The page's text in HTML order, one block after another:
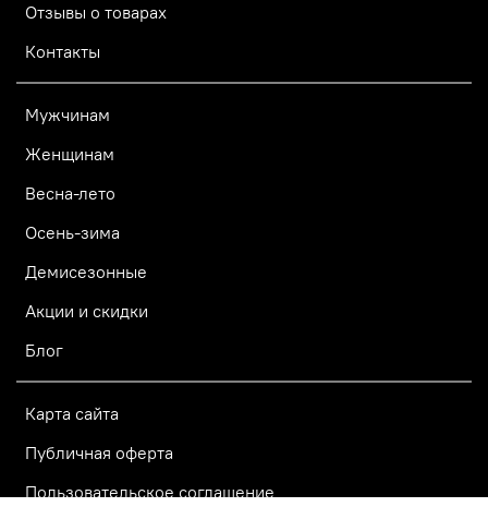
Отзывы о товарах
Контакты
Мужчинам
Женщинам
Весна-лето
Осень-зима
Демисезонные
Акции и скидки
Блог
Карта сайта
Публичная оферта
Пользовательское соглашение